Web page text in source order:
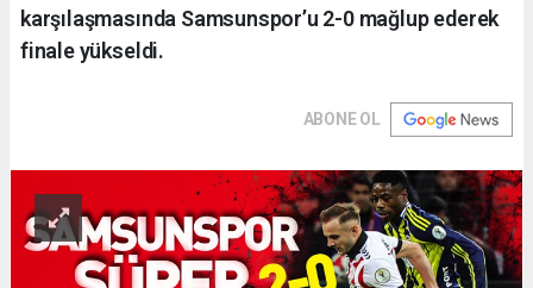
karşılaşmasında Samsunspor’u 2-0 mağlup ederek
finale yükseldi.
ABONE OL